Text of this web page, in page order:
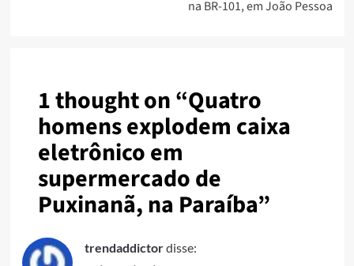
na BR-101, em João Pessoa
1 thought on “Quatro
homens explodem caixa
eletrônico em
supermercado de
Puxinanã, na Paraíba”
trendaddictordisse: